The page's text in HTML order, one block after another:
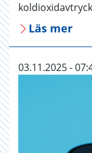
Läs mer
03.11.2025 -